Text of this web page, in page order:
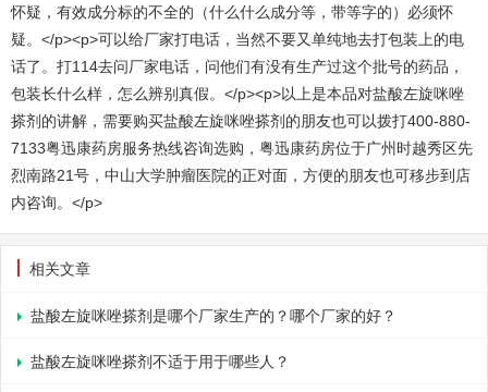
怀疑，有效成分标的不全的（什么什么成分等，带等字的）必须怀
疑。</p><p>可以给厂家打电话，当然不要又单纯地去打包装上的电
话了。打114去问厂家电话，问他们有没有生产过这个批号的药品，
包装长什么样，怎么辨别真假。</p><p>以上是本品对盐酸左旋咪唑
搽剂的讲解，需要购买盐酸左旋咪唑搽剂的朋友也可以拨打400-880-
7133粤迅康药房服务热线咨询选购，粤迅康药房位于广州时越秀区先
烈南路21号，中山大学肿瘤医院的正对面，方便的朋友也可移步到店
内咨询。</p>
相关文章
盐酸左旋咪唑搽剂是哪个厂家生产的？哪个厂家的好？
盐酸左旋咪唑搽剂不适于用于哪些人？